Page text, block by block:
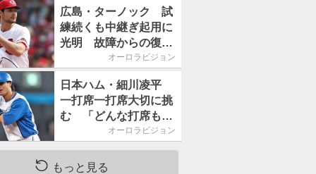
催
広島・ターノック 試
練続くも中継ぎ起用に
光明 故障からの復帰
期す／助っ人前半戦通
オーロラビジョン
日本ハム・細川凌平
一打席一打席大切に挑
む 「どんな打席も何
か意味のある打席にし
く！
オーロラビジョン
もっと見る